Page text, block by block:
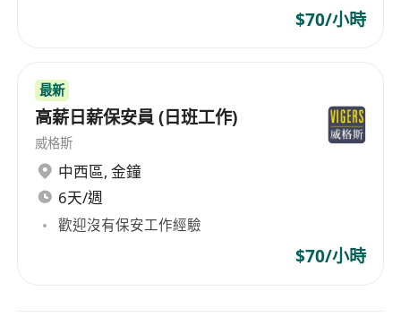
$70/小時
最新
高薪日薪保安員 (日班工作)
威格斯
中西區, 金鐘
6天/週
歡迎沒有保安工作經驗
$70/小時